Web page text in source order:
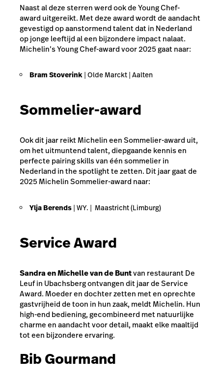
Naast al deze sterren werd ook de Young Chef-
award uitgereikt. Met deze award wordt de aandacht
gevestigd op aanstormend talent dat in Nederland
op jonge leeftijd al een bijzondere impact nalaat.
Michelin’s Young Chef-award voor 2025 gaat naar:
Bram Stoverink | Olde Marckt | Aalten
Sommelier-award
Ook dit jaar reikt Michelin een Sommelier-award uit,
om het uitmuntend talent, diepgaande kennis en
perfecte pairing skills van één sommelier in
Nederland in the spotlightte zetten. Dit jaar gaat de
2025 Michelin Sommelier-award naar:
Ylja Berends | WY. | Maastricht (Limburg)
Service Award
Sandra en Michelle van de Buntvan restaurant De
Leuf in Ubachsberg ontvangen dit jaar de Service
Award. Moeder en dochter zetten met en oprechte
gastvrijheid de toon in hun zaak, meldt Michelin. Hun
high-end bediening, gecombineerd met natuurlijke
charme en aandacht voor detail, maakt elke maaltijd
tot een bijzondere ervaring.
Bib Gourmand